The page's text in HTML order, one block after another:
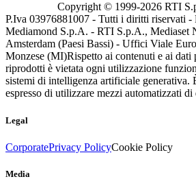
Copyright © 1999-2026 RTI
P.Iva 03976881007 - Tutti i diritti riservati -
Mediamond S.p.A. - RTI S.p.A., Mediaset
Amsterdam (Paesi Bassi) - Uffici Viale
Monzese (MI)Rispetto ai contenuti e ai dati
riprodotti è vietata ogni utilizzazione
sistemi di intelligenza artificiale generativa.
espresso di utilizzare mezzi automatizzati di
Legal
CorporatePrivacy PolicyCookie Policy
Media